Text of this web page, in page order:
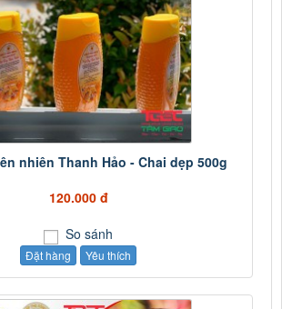
nhiên Thanh Hảo - Chai dẹp 500g
120.000 đ
So sánh
Đặt hàng Yêu thích